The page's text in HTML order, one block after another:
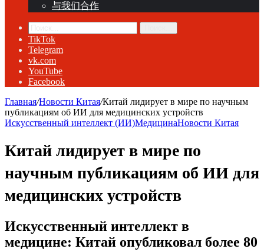
与我们合作
TikTok
Telegram
vk.com
YouTube
Facebook
Главная/Новости Китая/Китай лидирует в мире по научным
публикациям об ИИ для медицинских устройств
Искусственный интеллект (ИИ)МедицинаНовости Китая
Китай лидирует в мире по
научным публикациям об ИИ для
медицинских устройств
Искусственный интеллект в
медицине: Китай опубликовал более 80